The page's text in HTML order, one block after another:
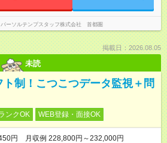
パーソルテンプスタッフ株式会社 首都圏
掲載日：2026.08.05
未読
ト制！こつこつデータ監視＋問
ンクOK WEB登録・面接OK
円 月収例 228,800円～232,000円